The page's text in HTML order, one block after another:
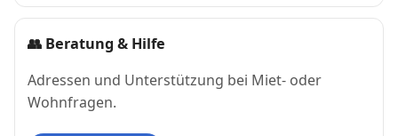
👥 Beratung & Hilfe
Adressen und Unterstützung bei Miet- oder
Wohnfragen.